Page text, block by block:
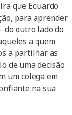
que Eduardo
para aprender
do outro lado do
a quem
a partilhar as
de uma decisão
um colega em
na sua